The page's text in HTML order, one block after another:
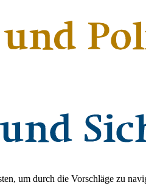
um durch die Vorschläge zu